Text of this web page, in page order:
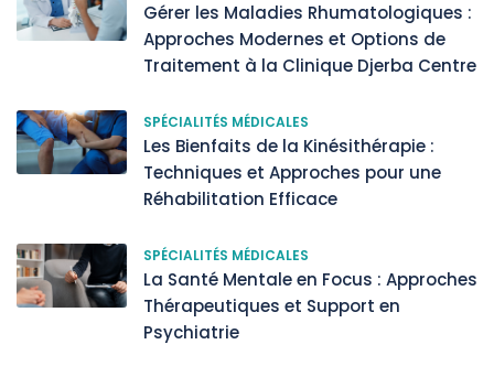
Gérer les Maladies Rhumatologiques :
Approches Modernes et Options de
Traitement à la Clinique Djerba Centre
SPÉCIALITÉS MÉDICALES
Les Bienfaits de la Kinésithérapie :
Techniques et Approches pour une
Réhabilitation Efficace
SPÉCIALITÉS MÉDICALES
La Santé Mentale en Focus : Approches
Thérapeutiques et Support en
Psychiatrie